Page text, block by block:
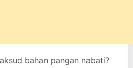
bahan pangan nabati?